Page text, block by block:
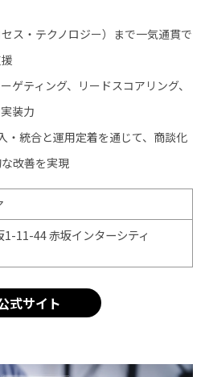
ス・テクノロジー）まで一気通貫で
ゲティング、リードスコアリング、
装力
・統合と運用定着を通じて、商談化
改善を実現
11-44 赤坂インターシティ
式サイト